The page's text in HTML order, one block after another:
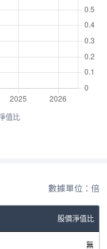
值比
數據單位：倍
股價淨值比
無